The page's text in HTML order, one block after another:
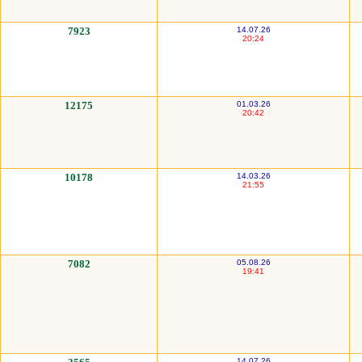
14.07.26
20:24
7923
01.03.26
20:42
12175
14.03.26
21:55
10178
05.08.26
19:41
7082